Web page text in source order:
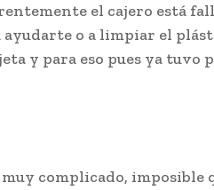
el cajero está
ayudarte o a limpiar el
y para eso pues ya tuvo
complicado, imposible